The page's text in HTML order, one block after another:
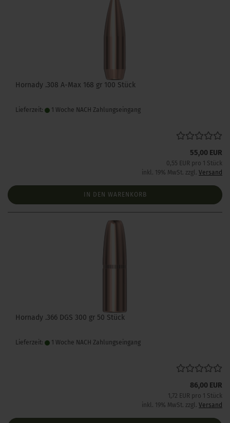
Hornady .308 A-Max 168 gr 100 Stück
Lieferzeit: 1 Woche NACH Zahlungseingang
55,00 EUR
0,55 EUR pro 1 Stück
inkl. 19% MwSt. zzgl. Versand
IN DEN WARENKORB
Hornady .366 DGS 300 gr 50 Stück
Lieferzeit: 1 Woche NACH Zahlungseingang
86,00 EUR
1,72 EUR pro 1 Stück
inkl. 19% MwSt. zzgl. Versand